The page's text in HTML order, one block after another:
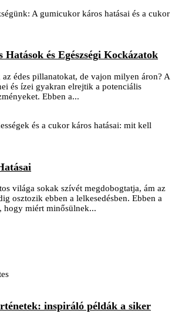
és Egészségi Kockázatok
édes pillanatokat, de vajon milyen áron? A
és ízei gyakran elrejtik a potenciális
Ebben a...
világa sokak szívét megdobogtatja, ám az
osztozik ebben a lelkesedésben. Ebben a
hogy miért minősülnek...
inspiráló példák a siker